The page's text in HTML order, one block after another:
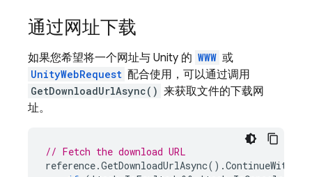
通过网址下载
如果您希望将一个网址与 Unity 的 WWW 或
UnityWebRequest 配合使用，可以通过调用
GetDownloadUrlAsync() 来获取文件的下载网
址。
// Fetch the download URL
reference.GetDownloadUrlAsync().